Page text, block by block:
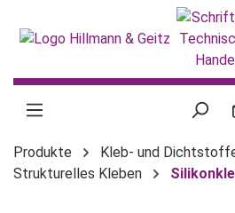
Produkte
Kleb- und
Strukturelles Kleben